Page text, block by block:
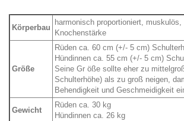
Körperbau
harmonisch proportioniert,
Knochenstärke
Größe
Rüden ca. 60 cm (+/- 5 cm)
Hündinnen ca. 55 cm (+/- 5 cm)
Seine Gr öße sollte eher zu
Schulterhöhe) als zu groß neigen,
Behendigkeit und Geschmeidigkeit
Gewicht
Rüden ca. 30 kg
Hündinnen ca. 26 kg